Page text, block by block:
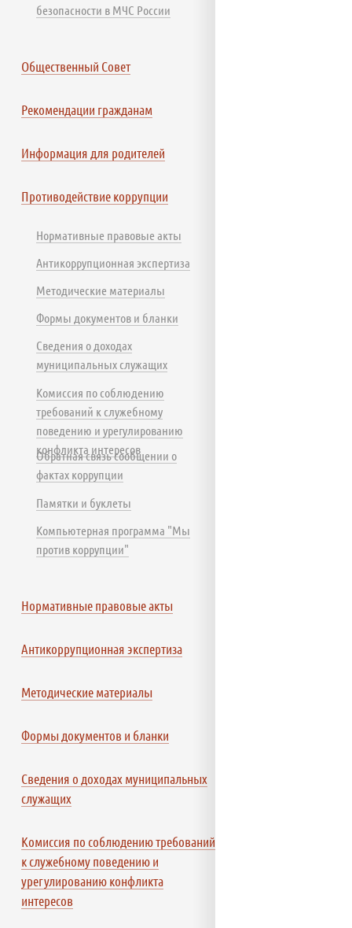
безопасности в МЧС России
Общественный Совет
Рекомендации гражданам
Информация для родителей
Противодействие коррупции
Нормативные правовые акты
Антикоррупционная экспертиза
Методические материалы
Формы документов и бланки
Сведения о доходах
муниципальных служащих
Комиссия по соблюдению
требований к служебному
поведению и урегулированию
конфликта интересов
Обратная связь сообщении о
фактах коррупции
Памятки и буклеты
Компьютерная программа "Мы
против коррупции"
Нормативные правовые акты
Антикоррупционная экспертиза
Методические материалы
Формы документов и бланки
Сведения о доходах муниципальных
служащих
Комиссия по соблюдению требований
к служебному поведению и
урегулированию конфликта
интересов